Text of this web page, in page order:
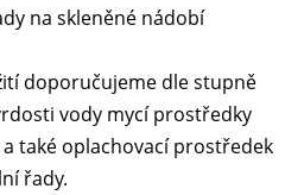
na skleněné nádobí
doporučujeme dle stupně
vody mycí prostředky
a také oplachovací prostředek
řady.